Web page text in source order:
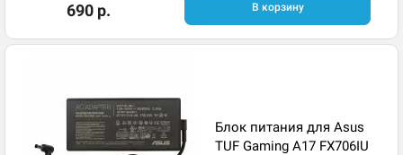
690 р. В корзину
Блок питания для Asus
TUF Gaming A17 FX706IU